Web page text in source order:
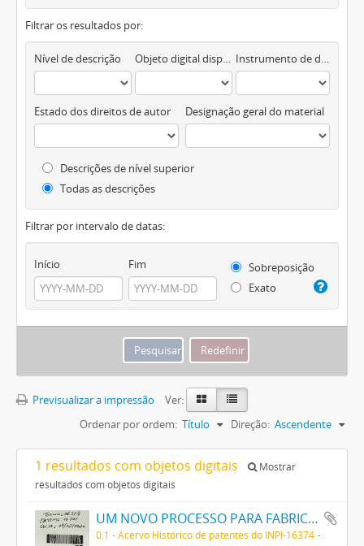
Filtrar os resultados por:
Nível de descrição Objeto digital disponível Instrumento de descrição documental
Estado dos direitos de autor Designação geral do material
Descrições de nível superior
Todas as descrições
Filtrar por intervalo de datas:
Início Fim
Sobreposição
Exato
Previsualizar a impressão
Ver:
Ordenar por ordem: Título Direção: Ascendente
1 resultados com objetos digitais
Mostrar
resultados com objetos digitais
UM NOVO PROCESSO PARA FABRICAÇÃO DE MATERIAS CORANTES PRETAS ESCARLATES E AZUIS DOS MATIZES MAIS CLAROS AOS MAIS ESCUROS PARA TINGIR ALGODÃO DIRECTAMENTE
0.1 - Acervo Histórico de patentes do INPI-16374